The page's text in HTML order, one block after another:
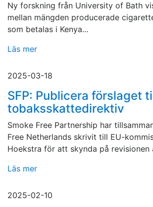
Ny forskning från University of Bath
mellan mängden producerade
som betalas i Kenya...
Läs mer
2025-03-18
SFP: Publicera förslaget
tobaksskattedirektiv
Smoke Free Partnership har
Free Netherlands skrivit till EU-
Hoekstra för att skynda på revisionen
Läs mer
2025-02-10